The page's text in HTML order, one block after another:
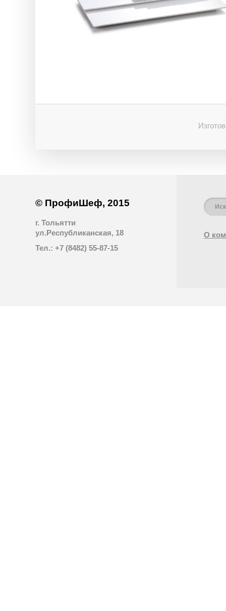
© ПрофиШеф, 2015
г. Тольятти
ул.Республиканская, 18
Тел.: +7 (8482) 55-87-15
О